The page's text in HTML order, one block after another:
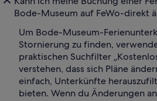
Bode-Museum auf FeWo-direkt
Um Bode-Museum-
Stornierung zu finden,
praktischen Suchfilter
verstehen, dass sich Pläne
einfach, Unterkünfte
bieten. Wenn du Änderungen